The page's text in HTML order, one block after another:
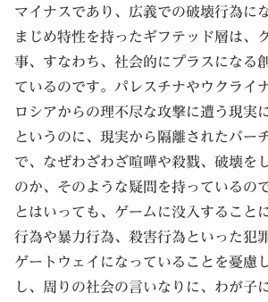
マイナスであり、広義での破壊行為に
まじめ特性を持ったギフテッド層は、
事、すなわち、社会的にプラスになる
ているのです。パレスチナやウクライ
ロシアからの理不尽な攻撃に遭う現実
というのに、現実から隔離されたバー
で、なぜわざわざ喧嘩や殺戮、破壊を
のか、そのような疑問を持っているの
とはいっても、ゲームに没入すること
行為や暴力行為、殺害行為といった犯
ゲートウェイになっていることを憂慮
し、周りの社会の言いなりに、わが子